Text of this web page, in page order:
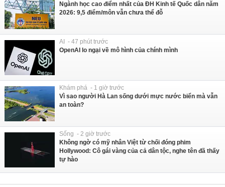
Ngành học cao điểm nhất của ĐH Kinh tế Quốc dân năm
2026: 9,5 điểm/môn vẫn chưa thể đỗ
AI - 47 phút trước
OpenAI lo ngại về mô hình của chính mình
Khám phá - 1 giờ trước
Vì sao người Hà Lan sống dưới mực nước biển mà vẫn
an toàn?
Sống - 2 giờ trước
Không ngờ có mỹ nhân Việt từ chối đóng phim
Hollywood: Cô gái vàng của cả dân tộc, nghe tên đã thấy
tự hào